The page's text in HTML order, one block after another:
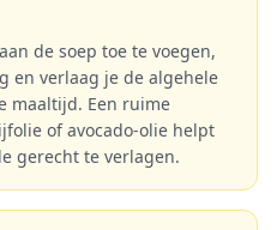
de soep toe te voegen,
en verlaag je de algehele
maaltijd. Een ruime
of avocado-olie helpt
gerecht te verlagen.